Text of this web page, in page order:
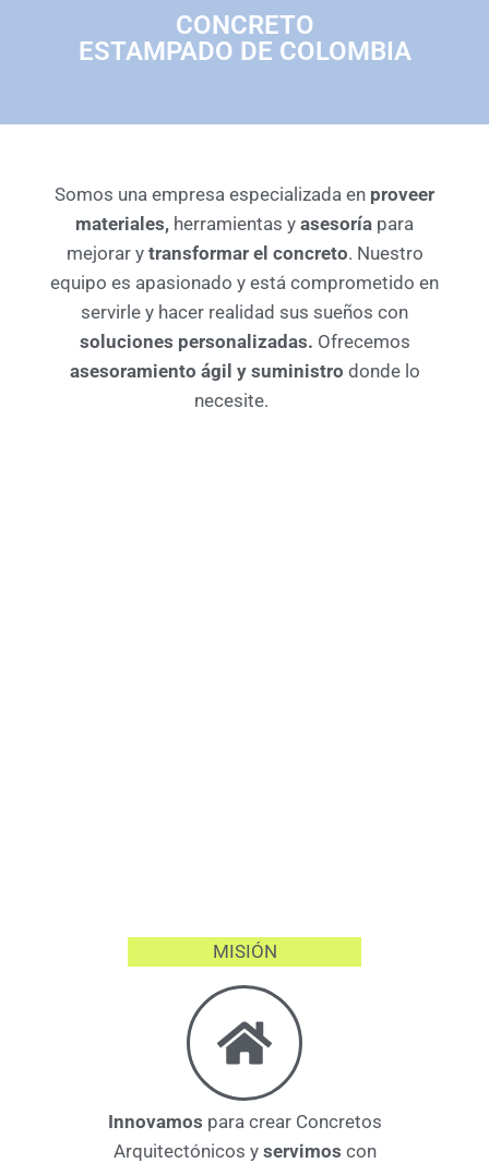
CONCRETO
ESTAMPADO DE COLOMBIA
Somos una empresa especializada en proveer
materiales, herramientas y asesoría para
mejorar y transformar el concreto. Nuestro
equipo es apasionado y está comprometido en
servirle y hacer realidad sus sueños con
soluciones personalizadas. Ofrecemos
asesoramiento ágil y suministro donde lo
necesite.
MISIÓN
Innovamos para crear Concretos
Arquitectónicos y servimos con